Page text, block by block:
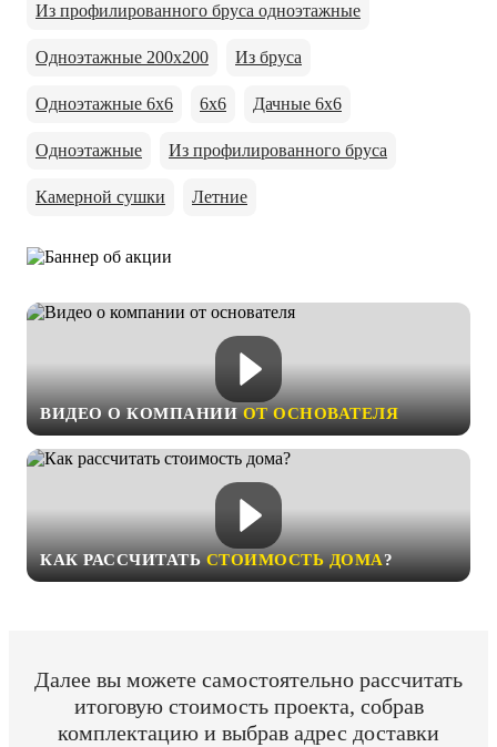
Из профилированного бруса одноэтажные
Одноэтажные 200х200 Из бруса
Одноэтажные 6х6 6х6 Дачные 6х6
Одноэтажные Из профилированного бруса
Камерной сушки Летние
ВИДЕО О КОМПАНИИОТ ОСНОВАТЕЛЯ
КАК РАССЧИТАТЬСТОИМОСТЬ ДОМА?
Далее вы можете самостоятельно рассчитать
итоговую стоимость проекта, собрав
комплектацию и выбрав адрес доставки